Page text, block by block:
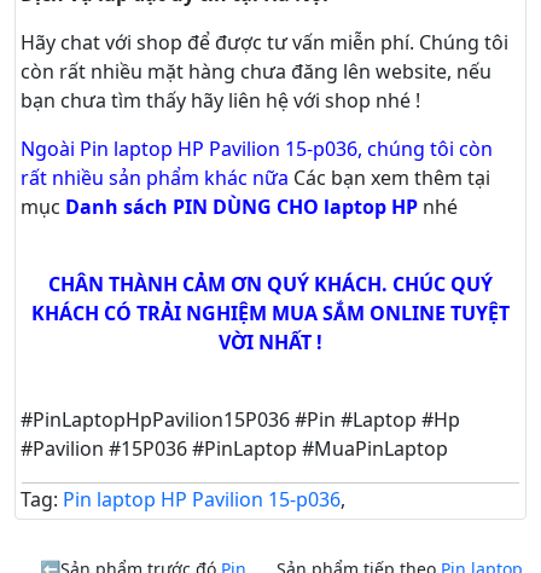
Hãy chatvới shop để được tư vấn miễn phí. Chúng tôi
còn rất nhiều mặt hàng chưa đăng lên website, nếu
bạn chưa tìm thấy hãy liên hệ với shop nhé !
Ngoài Pin laptop HP Pavilion 15-p036, chúng tôi còn
rất nhiều sản phẩm khác nữa Các bạn xem thêm tại
mục Danh sách PIN DÙNG CHO laptop HP nhé
CHÂN THÀNH CẢM ƠN QUÝ KHÁCH. CHÚC QUÝ
KHÁCH CÓ TRẢI NGHIỆM MUA SẮM ONLINE TUYỆT
VỜI NHẤT !
#PinLaptopHpPavilion15P036 #Pin #Laptop #Hp
#Pavilion #15P036 #PinLaptop #MuaPinLaptop
Tag: Pin laptop HP Pavilion 15-p036,
Sản phẩm trước đó Pin
Sản phẩm tiếp theo Pin laptop